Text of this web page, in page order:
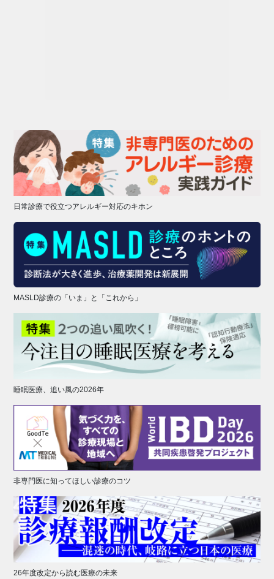
日常診療で役立つアレルギー対応のキホン
MASLD診療の「いま」と「これから」
睡眠医療、追い風の2026年
非専門医に知ってほしい診療のコツ
26年度改定から読む医療の未来